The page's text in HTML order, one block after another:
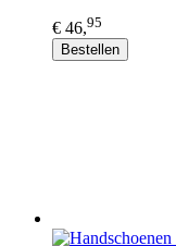
€ 46,95
Bestellen